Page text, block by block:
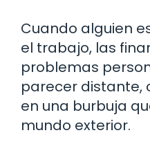
Cuando alguien
el trabajo, las
problemas
parecer distante,
en una burbuja
mundo exterior.